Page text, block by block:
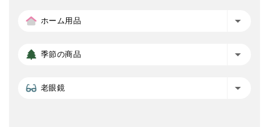
ホーム用品
季節の商品
老眼鏡